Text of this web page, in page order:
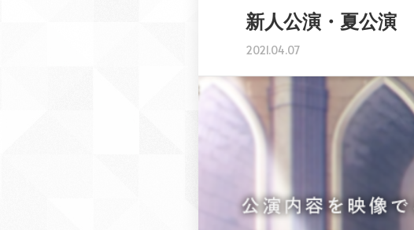
新人公演・夏公演
2021.04.07